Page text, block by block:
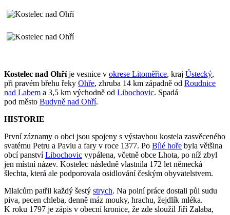
Kostelec nad Ohříje vesnice v okrese Litoměřice, kraj Ústecký,
při pravém břehu řeky Ohře, zhruba 14 km západně od Roudnice
nad Labem a 3,5 km východně od Libochovic. Spadá
pod město Budyně nad Ohří.
HISTORIE
První záznamy o obci jsou spojeny s výstavbou kostela zasvěceného
svatému Petru a Pavlu a fary v roce 1377. Po Bílé hoře byla většina
obcí panstvíLibochovic vypálena, včetně obce Lhota, po níž zbyl
jen místní název. Kostelec následně vlastnila 172 let německá
šlechta, která ale podporovala osidlování českým obyvatelstvem.
Mlalcům patřil každý šestý strych. Na polní práce dostali půl sudu
piva, pecen chleba, denně máz mouky, hrachu, žejdlík mléka.
K roku 1797 je zápis v obecní kronice, že zde sloužil Jiří Zalaba,